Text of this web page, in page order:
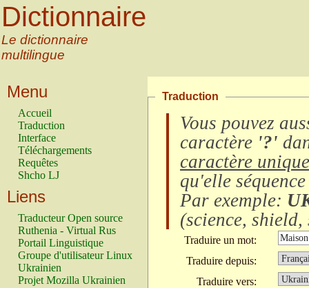
Dictionnaire
Le dictionnaire
multilingue
Menu
Accueil
Traduction
Interface
Téléchargements
Requêtes
Shcho LJ
Liens
Traducteur Open source
Ruthenia - Virtual Rus
Portail Linguistique
Groupe d'utilisateur Linux
Ukrainien
Projet Mozilla Ukrainien
Traduction
Vous pouvez
caractère '?'
caractère unique
qu'elle
Par exemple:
(science, shield,
Traduire un mot:
Traduire depuis:
Traduire vers: